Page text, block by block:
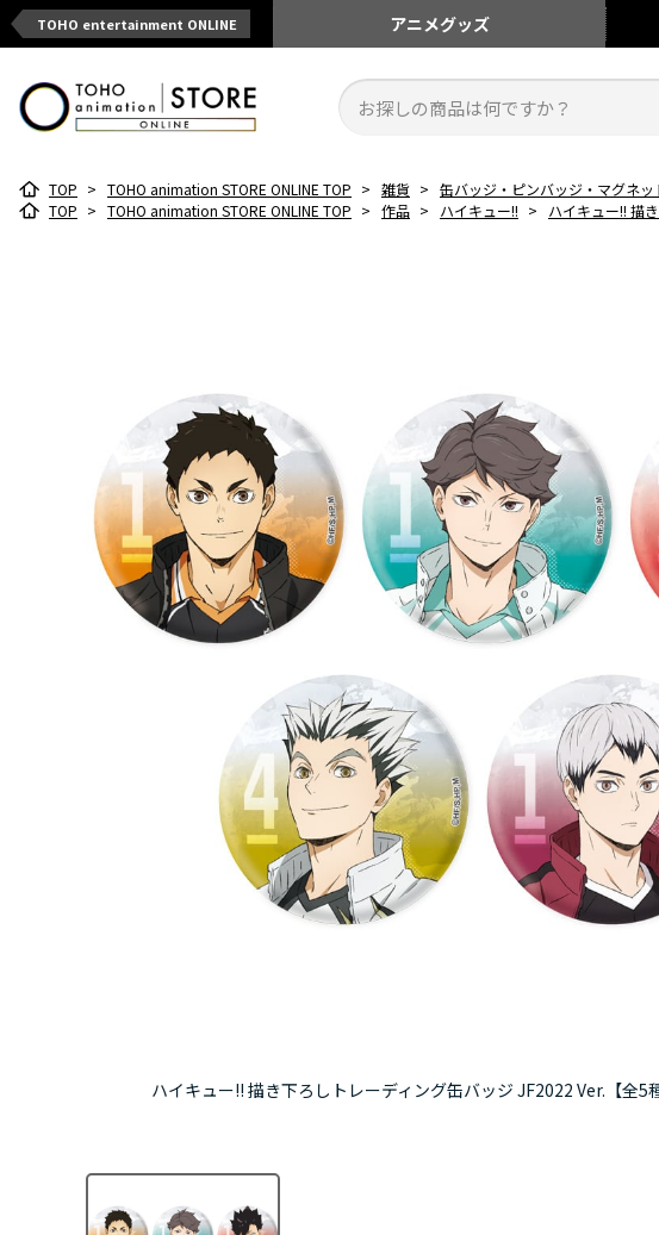
TOHO entertainment ONLINE アニメグッズ
TOP > TOHO animation STORE ONLINE TOP > 雑貨 > 缶バッジ・ピンバッジ・マグネッ
TOP > TOHO animation STORE ONLINE TOP > 作品 > ハイキュー!! > ハイキュー!! 描
ハイキュー!! 描き下ろしトレーディング缶バッジ JF2022 Ver.【全5